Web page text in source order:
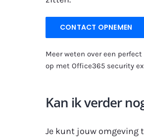
CONTACT OPNEMEN
Meer weten over een
op met Office365 security
Kan ik verder
Je kunt jouw omgeving